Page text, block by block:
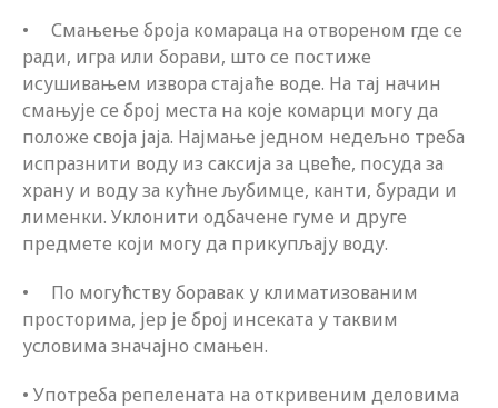
• Смањење броја комараца на отвореном где се
ради, игра или борави, што се постиже
исушивањем извора стајаће воде. На тај начин
смањује се број места на које комарци могу да
положе своја јаја. Најмање једном недељно треба
испразнити воду из саксија за цвеће, посуда за
храну и воду за кућне љубимце, канти, буради и
лименки. Уклонити одбачене гуме и друге
предмете који могу да прикупљају воду.
• По могућству боравак у климатизованим
просторима, јер је број инсеката у таквим
условима значајно смањен.
• Употреба репелената на откривеним деловима